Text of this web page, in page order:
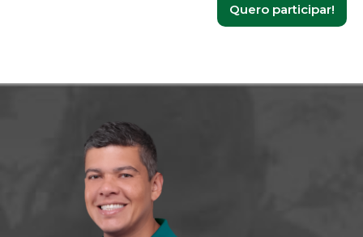
Quero participar!